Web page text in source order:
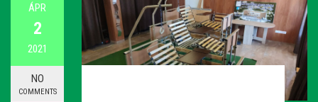
ÁPR
2
2021
NO
COMMENTS